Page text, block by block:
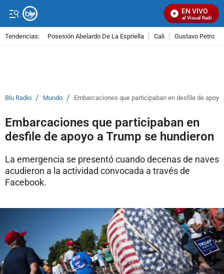
EN VIVO
Señal Visual Radio
Tendencias: Posesión Abelardo De La Espriella Cali Gustavo Petro
Blu Radio / Mundo / Embarcaciones que participaban en desfile de
Embarcaciones que participaban en
desfile de apoyo a Trump se hundieron
La emergencia se presentó cuando decenas de naves
acudieron a la actividad convocada a través de
Facebook.